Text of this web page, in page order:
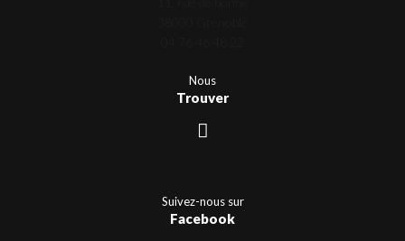
Nous
Trouver
Suivez-nous sur
Facebook